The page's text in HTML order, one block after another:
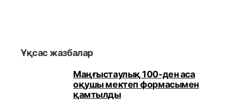
Ұқсас жазбалар
Маңғыстаулық 100-ден аса
оқушы мектеп формасымен
қамтылды